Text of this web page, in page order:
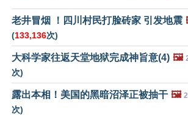
老井冒烟 ！四川村民打脸砖家 引发地震
(133,136次)
大科学家往返天堂地狱完成神旨意(4) 🖼️
次)
露出本相！美国的黑暗沼泽正被抽干 🖼️
次)